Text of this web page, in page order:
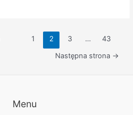
1 2 3 …
43
Następna strona →
Menu